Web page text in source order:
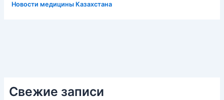
Новости медицины Казахстана
Свежие записи